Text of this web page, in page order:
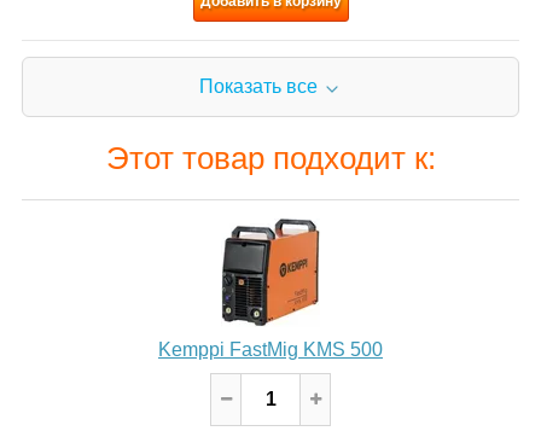
Показать все
Этот товар подходит к:
Kemppi FastMig KMS 500